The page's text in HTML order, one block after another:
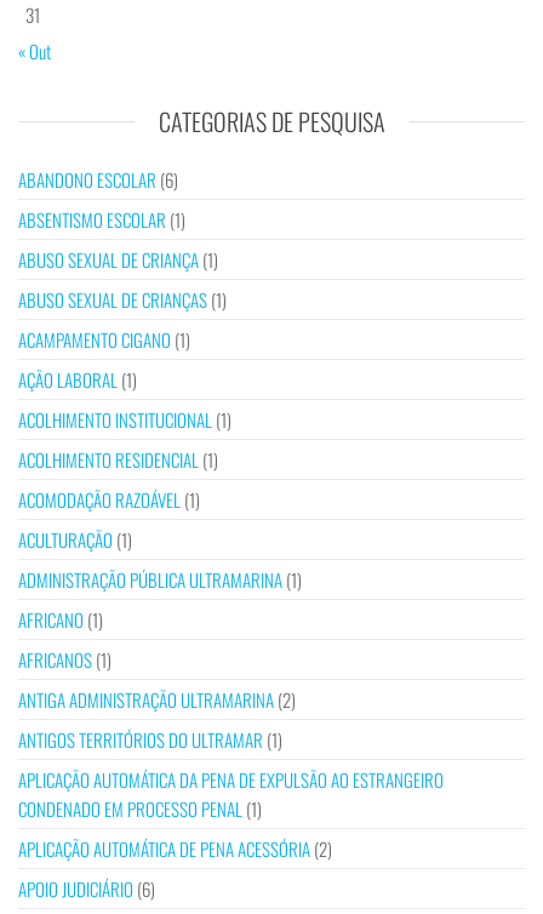
31
« Out
CATEGORIAS DE PESQUISA
ABANDONO ESCOLAR (6)
ABSENTISMO ESCOLAR (1)
ABUSO SEXUAL DE CRIANÇA(1)
ABUSO SEXUAL DE CRIANÇAS(1)
ACAMPAMENTO CIGANO (1)
AÇÃO LABORAL (1)
ACOLHIMENTO INSTITUCIONAL (1)
ACOLHIMENTO RESIDENCIAL (1)
ACOMODAÇÃO RAZOÁVEL (1)
ACULTURAÇÃO (1)
ADMINISTRAÇÃO PÚBLICA ULTRAMARINA(1)
AFRICANO (1)
AFRICANOS(1)
ANTIGA ADMINISTRAÇÃO ULTRAMARINA(2)
ANTIGOS TERRITÓRIOS DO ULTRAMAR (1)
APLICAÇÃO AUTOMÁTICA DA PENA DE EXPULSÃO AO ESTRANGEIRO
CONDENADO EM PROCESSO PENAL (1)
APLICAÇÃO AUTOMÁTICA DE PENA ACESSÓRIA(2)
APOIO JUDICIÁRIO (6)